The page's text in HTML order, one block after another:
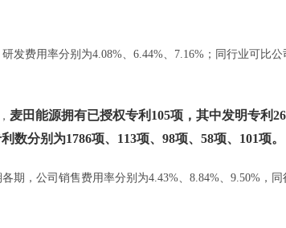
发费用率分别为4.08%、6.44%、7.16%；同行业可比公
麦田能源拥有已授权专利105项，其中发明专利26
分别为1786项、113项、98项、58项、101项。
期，公司销售费用率分别为4.43%、8.84%、9.50%，同